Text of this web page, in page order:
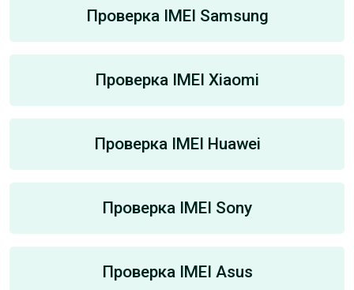
Проверка IMEI Samsung
Проверка IMEI Xiaomi
Проверка IMEI Huawei
Проверка IMEI Sony
Проверка IMEI Asus